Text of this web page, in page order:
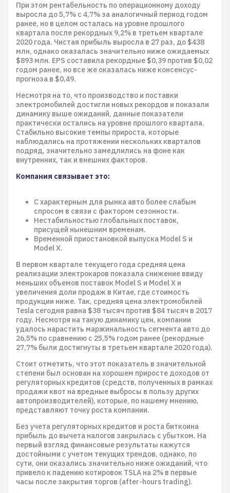
При этом рентабельность по операционному доходу
выросла до 5,7% с 4,7% за аналогичный период годом
ранее, но в целом осталась на уровне прошлого
квартала после рекордных 9,2% в третьем квартале
2020 года. Чистая прибыль выросла в 27 раз, до $438
млн, однако оказалась значительно ниже ожидаемых
$893 млн. EPS составила рекордные $0,39 против $0,02
годом ранее, но все же оказалась ниже консенсус-
прогноза в $0,49.
Несмотря на то, что производство и поставки
электромобилей достигли новых рекордов и показали
динамику выше ожиданий, данные показатели
практически остались на уровне прошлого квартала.
Стабильно высокие темпы прироста, которые
наблюдались на протяжении нескольких кварталов
подряд, значительно замедлились на фоне как
внутренних, так и внешних факторов.
Компания связывает это:
С характерным для рынка авто более слабым
спросом в связи с фактором сезонности.
Нестабильностью глобальных поставок,
присущей нынешним временам.
Временной приостановкой выпуска Model S и
Model X.
В первом квартале текущего года средняя цена
реализации электрокаров показала снижение ввиду
меньших объемов поставок Model S и Model X и
увеличения доли продаж в Китае, где стоимость
продукции ниже. Так, средняя цена электромобилей
Tesla сегодня равна $38 тысяч против $84 тысяч в 2017
году. Несмотря на такую динамику цен, компании
удалось нарастить маржинальность сегмента авто до
26,5% по сравнению с 25,5% годом ранее (рекордные
27,7% были достигнуты в третьем квартале 2020 года).
Стоит отметить, что этот показатель в значительной
степени был основан на хорошем приросте доходов от
регуляторных кредитов (средств, полученных в рамках
продажи квот на вредные выбросы в пользу других
автопроизводителей), которые, по нашему мнению,
представляют точку роста компании.
Без учета регуляторных кредитов и роста биткоина
прибыль до вычета налогов закрылась с убытком. На
первый взгляд финансовые результаты кажутся
достойными с учетом текущих трендов, однако, по
сути, они оказались значительно ниже ожиданий, что
привело к падению котировок TSLA на 2% в первые
часы после закрытия торгов (after-hours trading).